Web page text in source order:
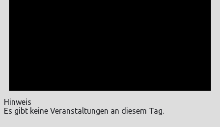
Hinweis
Es gibt keine Veranstaltungen an diesem Tag.